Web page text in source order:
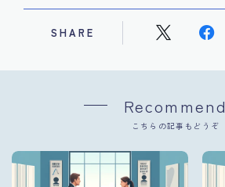
SHARE
Recommend
こちらの記事もどうぞ